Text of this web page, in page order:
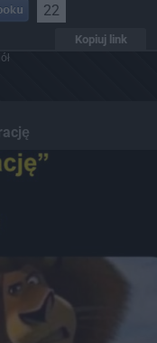
22
Kopiuj link